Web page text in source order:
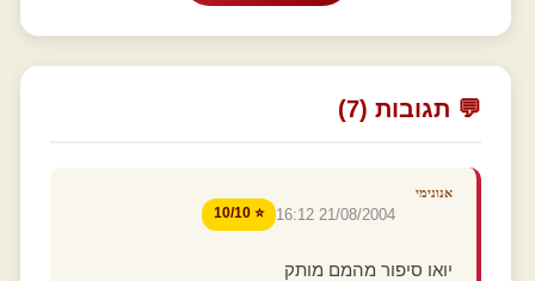
💬 תגובות (7)
אנונימי
21/08/2004 16:12
⭐ 10/10
יואו סיפור מהמם מותק